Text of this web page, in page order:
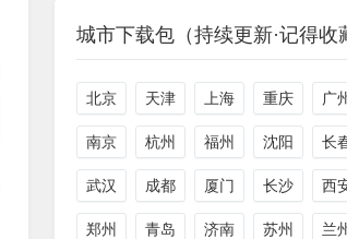
城市下载包（持续更新·记得收
北京 天津 上海 重庆 广
南京 杭州 福州 沈阳 长
武汉 成都 厦门 长沙 西
郑州 青岛 济南 苏州 兰